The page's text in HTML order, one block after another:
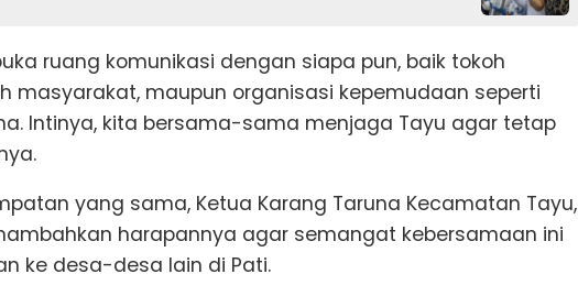
ruang komunikasi dengan siapa pun, baik tokoh
masyarakat, maupun organisasi kepemudaan seperti
Intinya, kita bersama-sama menjaga Tayu agar tetap
yang sama, Ketua Karang Taruna Kecamatan Tayu,
harapannya agar semangat kebersamaan ini
ke desa-desa lain di Pati.